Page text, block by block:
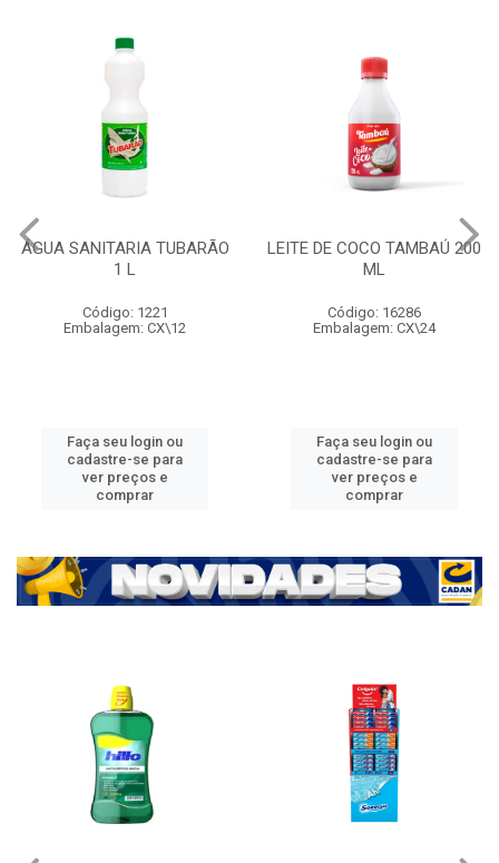
ÁGUA SANITARIA TUBARÃO
1 L
Código: 1221
Embalagem: CX\12
Faça seu login ou
cadastre-se para
ver preços e
comprar
LEITE DE COCO TAMBAÚ 200
ML
Código: 16286
Embalagem: CX\24
Faça seu login ou
cadastre-se para
ver preços e
comprar